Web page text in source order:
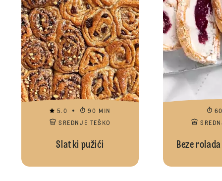
5.0
90 MIN
SREDNJE TEŠKO
Slatki pužići Beze